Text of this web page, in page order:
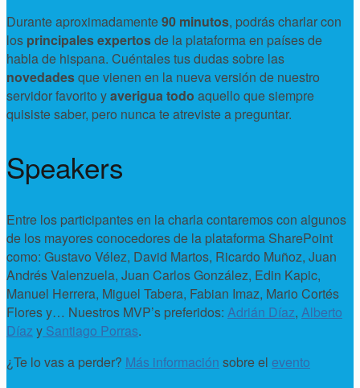
Durante aproximadamente90 minutos, podrás charlar con
los principales expertosde la plataforma en países de
habla de hispana. Cuéntales tus dudas sobre las
novedadesque vienen en la nueva versión de nuestro
servidor favorito yaverigua todo aquello que siempre
quisiste saber, pero nunca te atreviste a preguntar.
Speakers
Entre los participantes en la charla contaremos con algunos
de los mayores conocedores de la plataforma SharePoint
como: Gustavo Vélez, David Martos, Ricardo Muñoz, Juan
Andrés Valenzuela, Juan Carlos González, Edin Kapic,
Manuel Herrera, Miguel Tabera, Fabian Imaz, Mario Cortés
Flores y… Nuestros MVP’s preferidos: Adrián Díaz, Alberto
Díaz y Santiago Porras.
¿Te lo vas a perder? Más información sobre el evento